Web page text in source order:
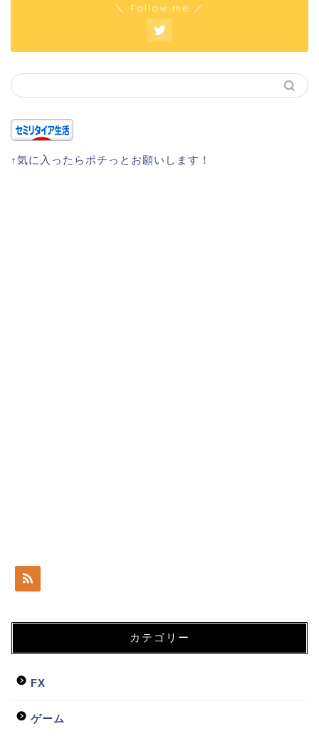
＼ Follow me ／
↑気に入ったらポチっとお願いします！
カテゴリー
FX
ゲーム